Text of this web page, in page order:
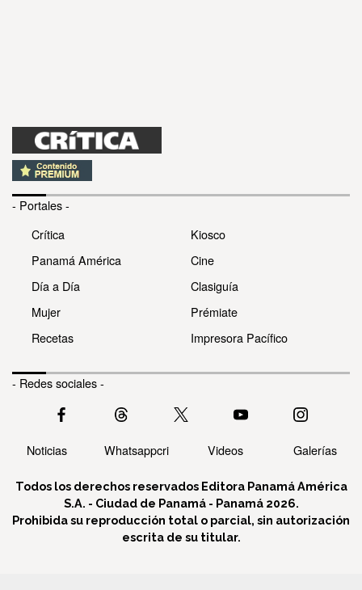
- Portales -
Crítica
Panamá América
Día a Día
Mujer
Recetas
Kiosco
Cine
Clasiguía
Prémiate
Impresora Pacífico
- Redes sociales -
Noticias Whatsappcri Videos Galerías
Todos los derechos reservados Editora Panamá América
S.A. - Ciudad de Panamá - Panamá 2026.
Prohibida su reproducción total o parcial, sin autorización
escrita de su titular.